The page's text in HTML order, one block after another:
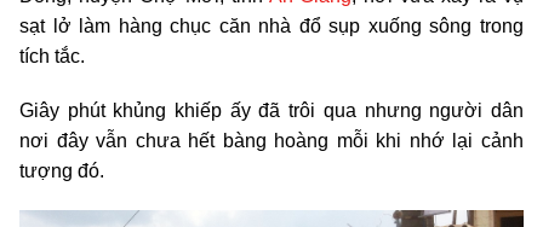
sạt lở làm hàng chục căn nhà đổ sụp xuống sông trong
tích tắc.
Giây phút khủng khiếp ấy đã trôi qua nhưng người dân
nơi đây vẫn chưa hết bàng hoàng mỗi khi nhớ lại cảnh
tượng đó.